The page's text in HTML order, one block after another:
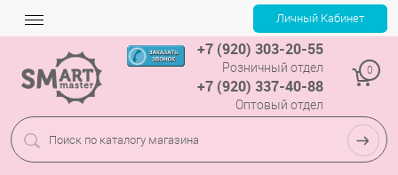
+7 (920) 303-20-55
Розничный отдел
+7 (920) 337-40-88
Оптовый отдел
0